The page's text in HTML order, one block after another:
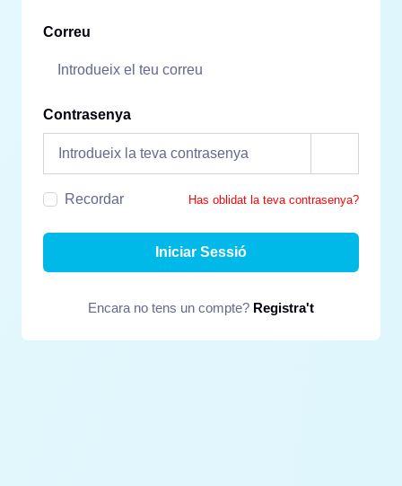
Correu
Contrasenya
Recordar Has oblidat la teva contrasenya?
Iniciar Sessió
Encara no tens un compte? Registra't